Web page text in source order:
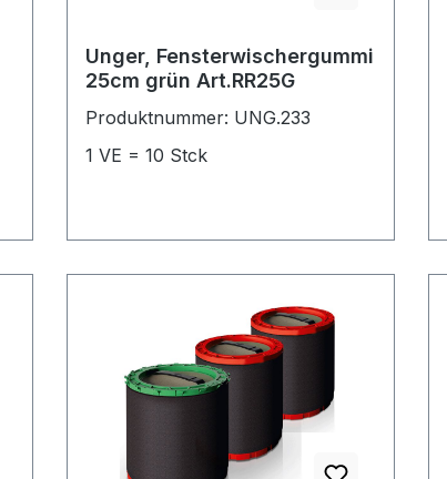
Unger, Fensterwischergummi
25cm grün Art.RR25G
Produktnummer: UNG.233
1 VE = 10 Stck